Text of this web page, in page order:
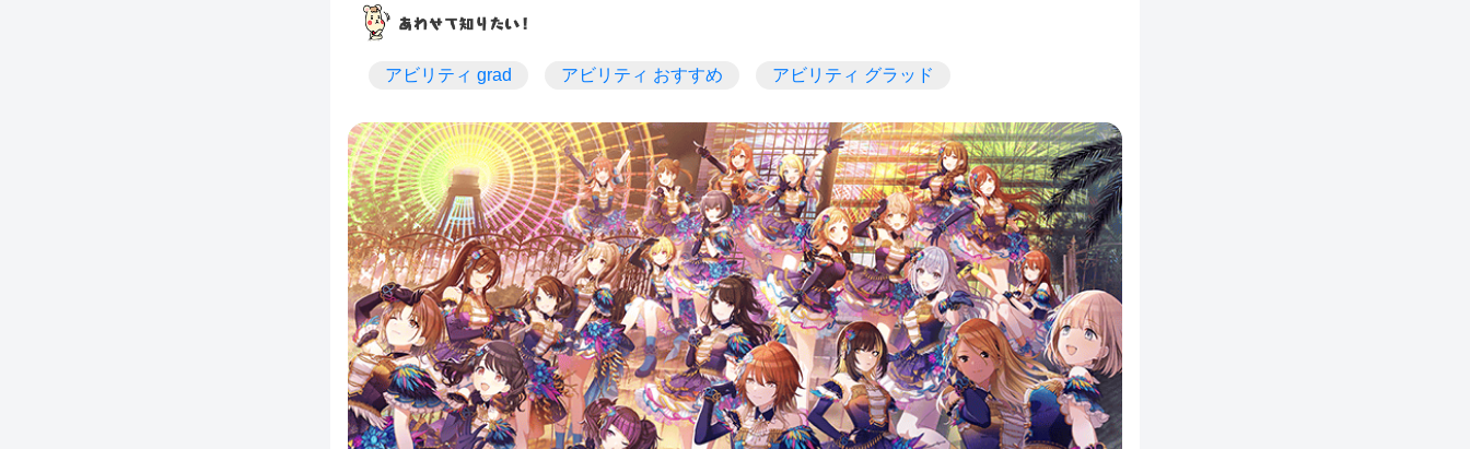
アビリティ grad アビリティ おすすめ アビリティ グラッド